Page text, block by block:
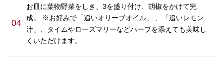
04
お皿に葉物野菜をしき、3を盛り付け、胡椒をかけて完
成。 ※お好みで「追いオリーブオイル」 、「追いレモン
汁」、タイムやローズマリーなどハーブを添えても美味し
くいただけます。